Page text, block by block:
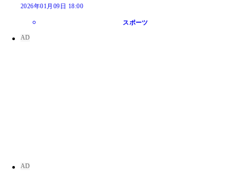
2026年01月09日 18:00
スポーツ